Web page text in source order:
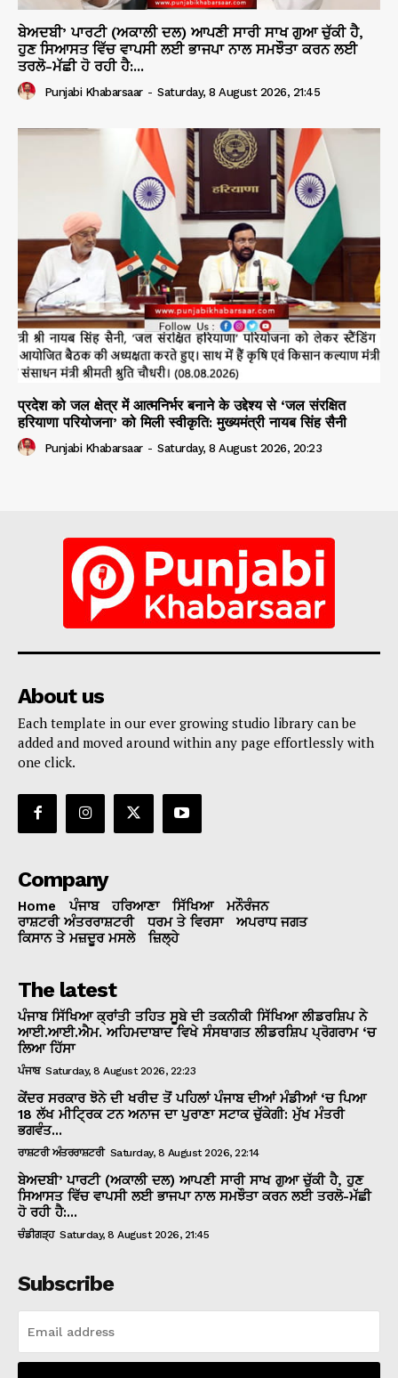
ਬੇਅਦਬੀ’ ਪਾਰਟੀ (ਅਕਾਲੀ ਦਲ) ਆਪਣੀ ਸਾਰੀ ਸਾਖ ਗੁਆ ਚੁੱਕੀ ਹੈ,
ਹੁਣ ਸਿਆਸਤ ਵਿੱਚ ਵਾਪਸੀ ਲਈ ਭਾਜਪਾ ਨਾਲ ਸਮਝੌਤਾ ਕਰਨ ਲਈ
ਤਰਲੋ-ਮੱਛੀ ਹੋ ਰਹੀ ਹੈ:...
Punjabi Khabarsaar - Saturday, 8 August 2026, 21:45
प्रदेश को जल क्षेत्र में आत्मनिर्भर बनाने के उद्देश्य से ‘जल संरक्षित
हरियाणा परियोजना’ को मिली स्वीकृति: मुख्यमंत्री नायब सिंह सैनी
Punjabi Khabarsaar - Saturday, 8 August 2026, 20:23
About us
Each template in our ever growing studio library can be
added and moved around within any page effortlessly with
one click.
Company
Home ਪੰਜਾਬ ਹਰਿਆਣਾ ਸਿੱਖਿਆ
ਮਨੌਰੰਜਨ
ਰਾਸ਼ਟਰੀ ਅੰਤਰਰਾਸ਼ਟਰੀ
ਧਰਮ ਤੇ ਵਿਰਸਾ
ਅਪਰਾਧ ਜਗਤ
ਕਿਸਾਨ ਤੇ ਮਜ਼ਦੂਰ ਮਸਲੇ
ਜ਼ਿਲ੍ਹੇ
The latest
ਪੰਜਾਬ ਸਿੱਖਿਆ ਕ੍ਰਾਂਤੀ ਤਹਿਤ ਸੂਬੇ ਦੀ ਤਕਨੀਕੀ ਸਿੱਖਿਆ ਲੀਡਰਸ਼ਿਪ ਨੇ
ਆਈ.ਆਈ.ਐਮ. ਅਹਿਮਦਾਬਾਦ ਵਿਖੇ ਸੰਸਥਾਗਤ ਲੀਡਰਸ਼ਿਪ ਪ੍ਰੋਗਰਾਮ ‘ਚ
ਲਿਆ ਹਿੱਸਾ
ਪੰਜਾਬ Saturday, 8 August 2026, 22:23
ਕੇਂਦਰ ਸਰਕਾਰ ਝੋਨੇ ਦੀ ਖਰੀਦ ਤੋਂ ਪਹਿਲਾਂ ਪੰਜਾਬ ਦੀਆਂ ਮੰਡੀਆਂ ‘ਚ ਪਿਆ
18 ਲੱਖ ਮੀਟ੍ਰਿਕ ਟਨ ਅਨਾਜ ਦਾ ਪੁਰਾਣਾ ਸਟਾਕ ਚੁੱਕੇਗੀ: ਮੁੱਖ ਮੰਤਰੀ
ਭਗਵੰਤ...
ਰਾਸ਼ਟਰੀ ਅੰਤਰਰਾਸ਼ਟਰੀ Saturday, 8 August 2026, 22:14
ਬੇਅਦਬੀ’ ਪਾਰਟੀ (ਅਕਾਲੀ ਦਲ) ਆਪਣੀ ਸਾਰੀ ਸਾਖ ਗੁਆ ਚੁੱਕੀ ਹੈ, ਹੁਣ
ਸਿਆਸਤ ਵਿੱਚ ਵਾਪਸੀ ਲਈ ਭਾਜਪਾ ਨਾਲ ਸਮਝੌਤਾ ਕਰਨ ਲਈ ਤਰਲੋ-ਮੱਛੀ
ਹੋ ਰਹੀ ਹੈ:...
ਚੰਡੀਗੜ੍ਹ Saturday, 8 August 2026, 21:45
Subscribe